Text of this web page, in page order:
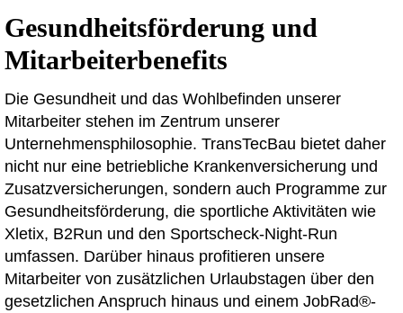
Gesundheitsförderung und
Mitarbeiterbenefits
Die Gesundheit und das Wohlbefinden unserer
Mitarbeiter stehen im Zentrum unserer
Unternehmensphilosophie. TransTecBau bietet daher
nicht nur eine betriebliche Krankenversicherung und
Zusatzversicherungen, sondern auch Programme zur
Gesundheitsförderung, die sportliche Aktivitäten wie
Xletix, B2Run und den Sportscheck-Night-Run
umfassen. Darüber hinaus profitieren unsere
Mitarbeiter von zusätzlichen Urlaubstagen über den
gesetzlichen Anspruch hinaus und einem JobRad®-